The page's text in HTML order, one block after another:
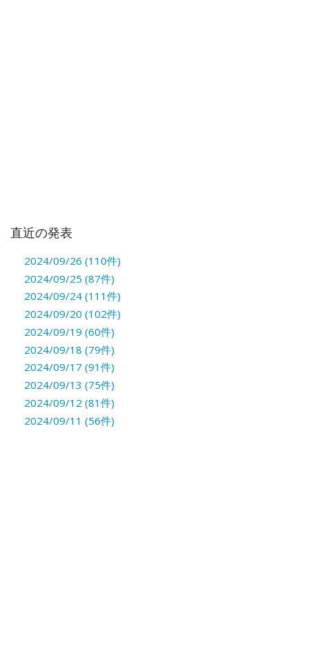
直近の発表
2024/09/26 (110件)
2024/09/25 (87件)
2024/09/24 (111件)
2024/09/20 (102件)
2024/09/19 (60件)
2024/09/18 (79件)
2024/09/17 (91件)
2024/09/13 (75件)
2024/09/12 (81件)
2024/09/11 (56件)